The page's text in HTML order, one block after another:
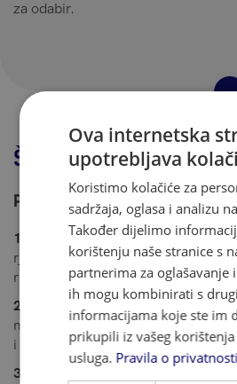
za odabir.
Što se testira
Procjenjuju se kvalitete
1. Neverbalno zaključivanje:
rješavanja problema pomoću
riječi.
2. Prostorne sposobnosti:
mentalnog rotiranja i pretvaranja
i trodimenzionalne koordinatne
3. Verbalno zaključivanje:
Ova internetska
upotrebljava
Koristimo kolačiće za
sadržaja, oglasa i analizu
Također dijelimo
korištenju naše stranice s
partnerima za oglašavanje
ih mogu kombinirati s
informacijama koje ste im
prikupili iz vašeg
usluga. Pravila o privatnosti